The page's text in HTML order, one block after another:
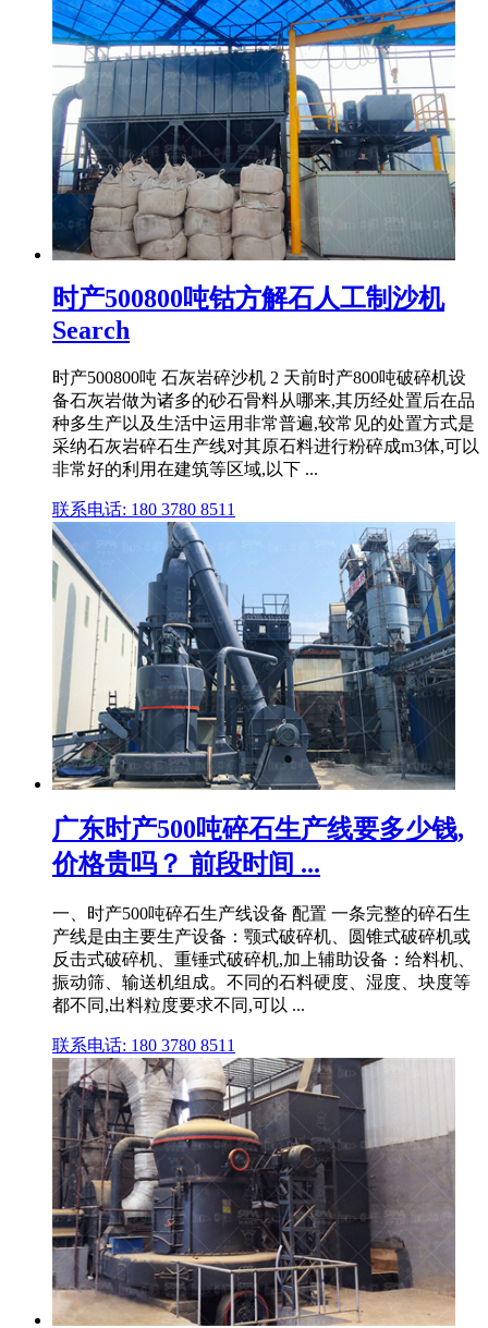
时产500800吨钴方解石人工制沙机
Search
时产500800吨 石灰岩碎沙机 2 天前时产800吨破碎机设
备石灰岩做为诸多的砂石骨料从哪来,其历经处置后在品
种多生产以及生活中运用非常普遍,较常见的处置方式是
采纳石灰岩碎石生产线对其原石料进行粉碎成m3体,可以
非常好的利用在建筑等区域,以下 ...
联系电话: 180 3780 8511
广东时产500吨碎石生产线要多少钱,
价格贵吗？ 前段时间 ...
一、时产500吨碎石生产线设备 配置 一条完整的碎石生
产线是由主要生产设备：颚式破碎机、圆锥式破碎机或
反击式破碎机、重锤式破碎机,加上辅助设备：给料机、
振动筛、输送机组成。不同的石料硬度、湿度、块度等
都不同,出料粒度要求不同,可以 ...
联系电话: 180 3780 8511